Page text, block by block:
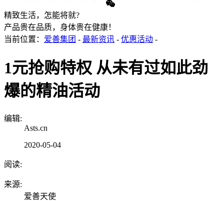
精致生活，怎能将就?
产品贵在品质，身体贵在健康！
当前位置： 爱善集团 - 最新资讯 - 优惠活动 -
1元抢购特权 从未有过如此劲
爆的精油活动
编辑:
Asts.cn
2020-05-04
阅读:
来源:
爱善天使